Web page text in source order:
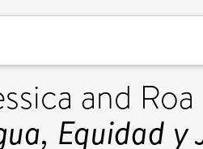
and
Equidad y